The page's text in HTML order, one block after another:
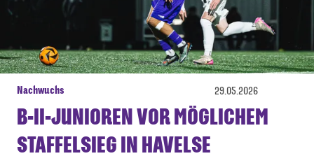
Nachwuchs 29.05.2026
B-II-JUNIOREN VOR MÖGLICHEM
STAFFELSIEG IN HAVELSE